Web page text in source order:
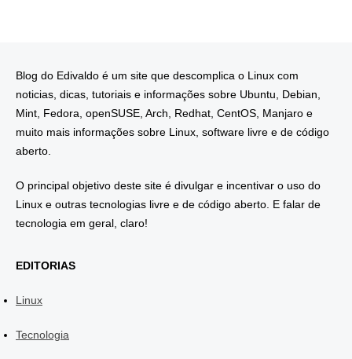
Blog do Edivaldo é um site que descomplica o Linux com
noticias, dicas, tutoriais e informações sobre Ubuntu, Debian,
Mint, Fedora, openSUSE, Arch, Redhat, CentOS, Manjaro e
muito mais informações sobre Linux, software livre e de código
aberto.
O principal objetivo deste site é divulgar e incentivar o uso do
Linux e outras tecnologias livre e de código aberto. E falar de
tecnologia em geral, claro!
EDITORIAS
Linux
Tecnologia